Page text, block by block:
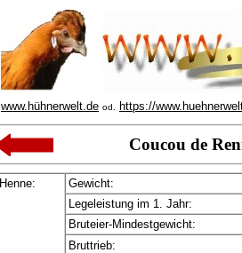
www.hühnerwelt.de od. https://
Coucou de
Henne:
Gewicht:
Legeleistung im 1. Jahr:
Bruteier-Mindestgewicht:
Bruttrieb: